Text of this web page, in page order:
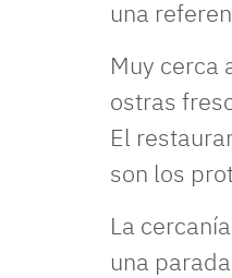
una
Muy cerca
ostras
El
son los
La
una